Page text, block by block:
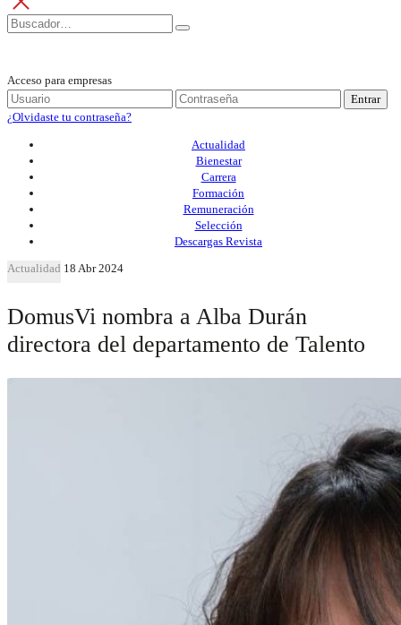
Acceso para empresas
Entrar
¿Olvidaste tu contraseña?
Actualidad
Bienestar
Carrera
Formación
Remuneración
Selección
Descargas Revista
Actualidad 18 Abr 2024
DomusVi nombra a Alba Durán
directora del departamento de Talento